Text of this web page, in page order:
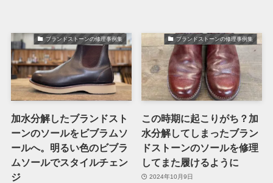
ブランドストーンの修理事例集
加水分解したブランドスト
ーンのソールをビブラムソ
ールへ。明るい色のビブラ
ムソールでスタイルチェン
ジ
ブランドストーンの修理事例集
この時期に起こりがち？加
水分解してしまったブラン
ドストーンのソールを修理
してまた履けるように
2024年10月9日